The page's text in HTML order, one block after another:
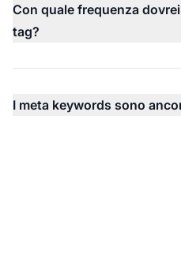
Con quale frequenza
tag?
I meta keywords sono